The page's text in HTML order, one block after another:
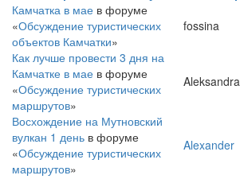
Камчатка в мае в форуме
«Обсуждение туристических
объектов Камчатки»
fossina
Как лучше провести 3 дня на
Камчатке в мае в форуме
«Обсуждение туристических
маршрутов»
Aleksandra
Восхождение на Мутновский
вулкан 1 день в форуме
«Обсуждение туристических
маршрутов»
Alexander